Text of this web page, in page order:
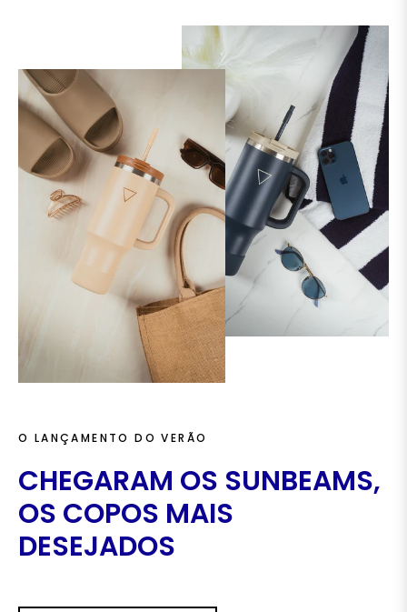
O LANÇAMENTO DO VERÃO
CHEGARAM OS SUNBEAMS,
OS COPOS MAIS
DESEJADOS